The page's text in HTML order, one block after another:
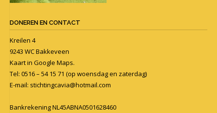
DONEREN EN CONTACT
Kreilen 4
9243 WC Bakkeveen
Kaart in Google Maps.
Tel: 0516 – 54 15 71 (op woensdag en zaterdag)
E-mail: stichtingcavia@hotmail.com
Bankrekening NL45ABNA0501628460